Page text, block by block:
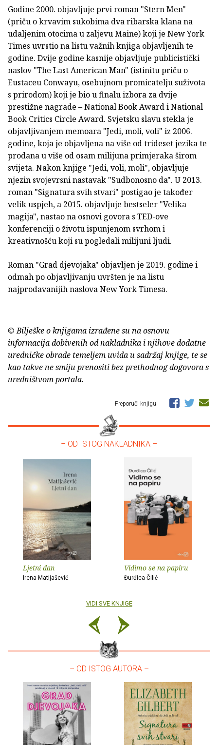
Godine 2000. objavljuje prvi roman "Stern Men"
(priču o krvavim sukobima dva ribarska klana na
udaljenim otocima u zaljevu Maine) koji je New York
Times uvrstio na listu važnih knjiga objavljenih te
godine. Dvije godine kasnije objavljuje publicistički
naslov "The Last American Man" (istinitu priču o
Eustaceu Conwayu, osebujnom promicatelju suživota
s prirodom) koji je bio u finalu izbora za dvije
prestižne nagrade – National Book Award i National
Book Critics Circle Award. Svjetsku slavu stekla je
objavljivanjem memoara "Jedi, moli, voli" iz 2006.
godine, koja je objavljena na više od trideset jezika te
prodana u više od osam milijuna primjeraka širom
svijeta. Nakon knjige "Jedi, voli, moli", objavljuje
njezin svojevrsni nastavak "Sudbonosno da". U 2013.
roman "Signatura svih stvari" postigao je također
velik uspjeh, a 2015. objavljuje bestseler "Velika
magija", nastao na osnovi govora s TED-ove
konferenciji o životu ispunjenom svrhom i
kreativnošću koji su pogledali milijuni ljudi.
Roman "Grad djevojaka" objavljen je 2019. godine i
odmah po objavljivanju uvršten je na listu
najprodavanijih naslova New York Timesa.
© Bilješke o knjigama izrađene su na osnovu
informacija dobivenih od nakladnika i njihove dodatne
uredničke obrade temeljem uvida u sadržaj knjige, te se
kao takve ne smiju prenositi bez prethodnog dogovora s
uredništvom portala.
Preporuči knjigu
– OD ISTOG NAKLADNIKA –
Ljetni dan
Irena Matijašević
Vidimo se na papiru
Đurđica Čilić
VIDI SVE KNJIGE
– OD ISTOG AUTORA –